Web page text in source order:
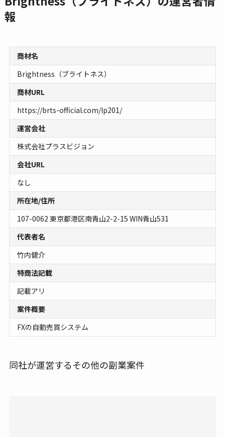
報
商材名
Brightness（ブライトネス）
商材URL
https://brts-official.com/lp201/
運営会社
株式会社プラスビジョン
会社URL
なし
所在地/住所
107-0062 東京都港区南青山2-2-15 WIN青山531
代表者名
竹内健介
特商法記載
記載アリ
案件概要
FXの自動売買システム
同社が運営するその他の副業案件